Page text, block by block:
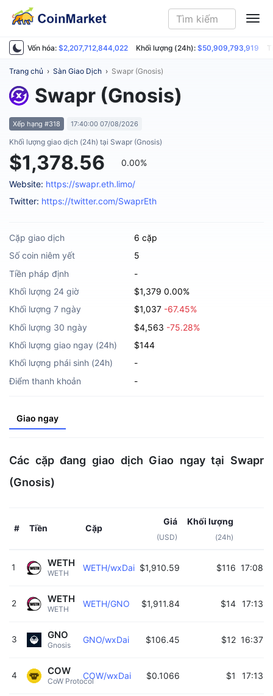
Vốn hóa: $2,207,712,844,022 Khối lượng (24h): $50,909,793,919
Trang chủ › Sàn Giao Dịch › Swapr (Gnosis)
Swapr (Gnosis)
Xếp hạng #318 17:40:00 07/08/2026
Khối lượng giao dịch (24h) tại Swapr (Gnosis)
$1,378.56 0.00%
Website: https://swapr.eth.limo/
Twitter: https://twitter.com/SwaprEth
Cặp giao dịch
6 cặp
Số coin niêm yết
5
Tiền pháp định
-
Khối lượng 24 giờ
$1,379 0.00%
Khối lượng 7 ngày
$1,037 -67.45%
Khối lượng 30 ngày
$4,563 -75.28%
Khối lượng giao ngay (24h)
$144
Khối lượng phái sinh (24h)
-
Điểm thanh khoản
-
Giao ngay
Các cặp đang giao dịch Giao ngay tại Swapr
(Gnosis)
# Tiền Cặp
Giá
(USD)
Khối lượng
(24h)
1
WETH
WETH WETH/wxDai $1,910.59 $116
2
WETH
WETH WETH/GNO $1,911.84 $14
3
Gnosis
GNO GNO/wxDai $106.45 $12
4
CoW Protocol
COW COW/wxDai $0.1066 $1